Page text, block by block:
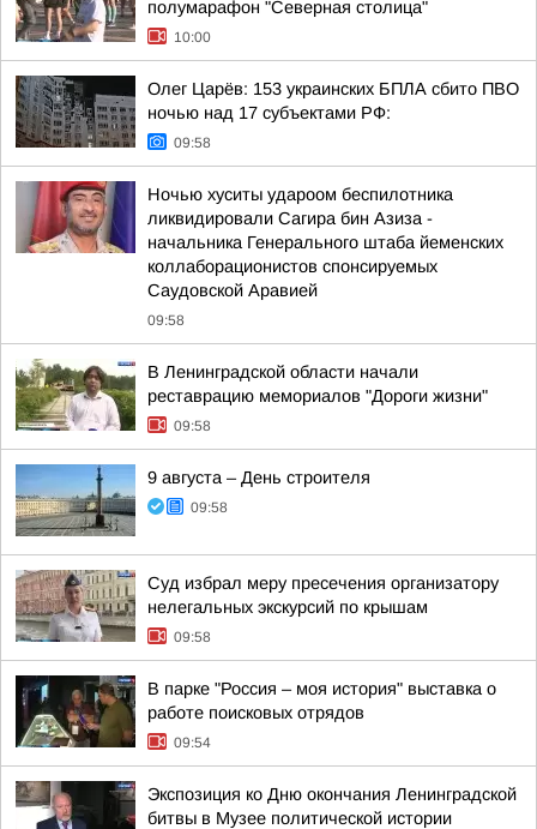
полумарафон "Северная столица"
10:00
Олег Царёв: 153 украинских БПЛА сбито ПВО
ночью над 17 субъектами РФ:
09:58
Ночью хуситы удароом беспилотника
ликвидировали Сагира бин Азиза -
начальника Генерального штаба йеменских
коллаборационистов спонсируемых
Саудовской Аравией
09:58
В Ленинградской области начали
реставрацию мемориалов "Дороги жизни"
09:58
9 августа – День строителя
09:58
Суд избрал меру пресечения организатору
нелегальных экскурсий по крышам
09:58
В парке "Россия – моя история" выставка о
работе поисковых отрядов
09:54
Экспозиция ко Дню окончания Ленинградской
битвы в Музее политической истории